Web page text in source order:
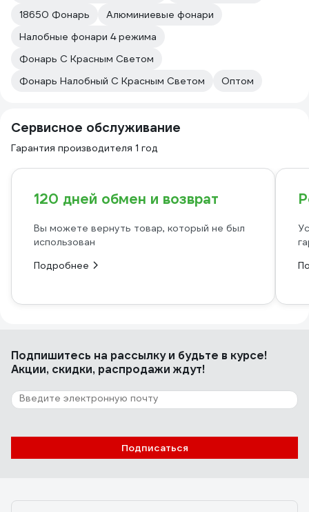
18650 Фонарь
Алюминиевые фонари
Налобные фонари 4 режима
Фонарь С Красным Светом
Фонарь Налобный С Красным Светом
Оптом
Сервисное обслуживание
Гарантия производителя 1 год
120 дней обмен и возврат
Вы можете вернуть товар, который не был
использован
Подробнее
Подпишитесь на рассылкуи будьте в курсе!
Акции, скидки, распродажи ждут!
Подписаться